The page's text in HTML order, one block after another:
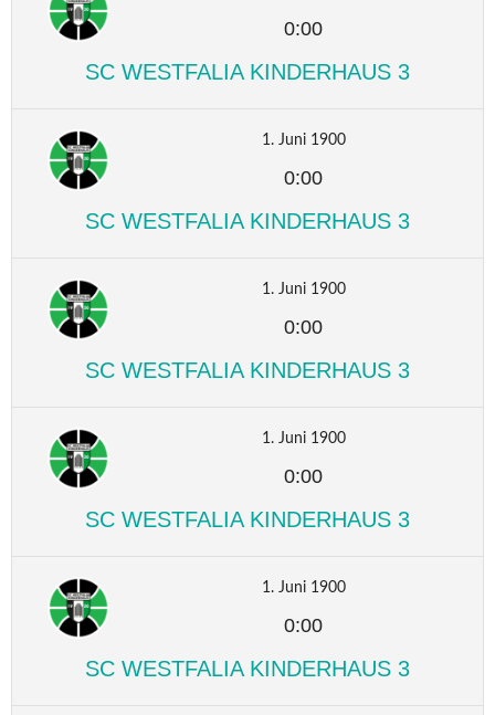
0:00
SC WESTFALIA KINDERHAUS 3
1. Juni 1900
0:00
SC WESTFALIA KINDERHAUS 3
1. Juni 1900
0:00
SC WESTFALIA KINDERHAUS 3
1. Juni 1900
0:00
SC WESTFALIA KINDERHAUS 3
1. Juni 1900
0:00
SC WESTFALIA KINDERHAUS 3